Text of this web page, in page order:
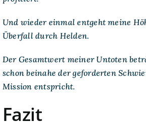
Und wieder einmal entgeht meine
Überfall durch Helden.
Der Gesamtwert meiner Untoten
schon beinahe der geforderten
Mission entspricht.
Fazit